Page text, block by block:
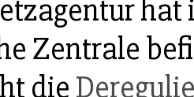
Zentrale
die